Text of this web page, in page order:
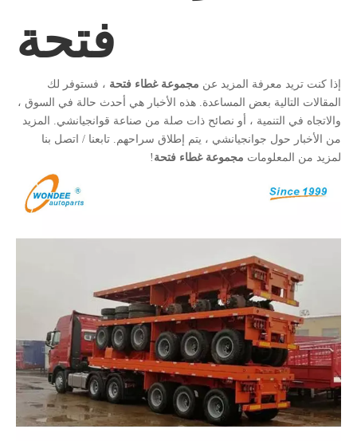
فتحة
إذا كنت تريد معرفة المزيد عن مجموعة غطاء فتحة ، فستوفر لك
المقالات التالية بعض المساعدة. هذه الأخبار هي أحدث حالة في السوق ،
والاتجاه في التنمية ، أو نصائح ذات صلة من صناعة قوانجيانشي. المزيد
من الأخبار حول جوانجيانشي ، يتم إطلاق سراحهم. تابعنا / اتصل بنا
لمزيد من المعلومات مجموعة غطاء فتحة !